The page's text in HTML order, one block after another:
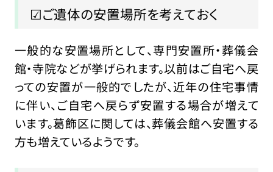
☑ご遺体の安置場所を考えておく
一般的な安置場所として、専門安置所・葬儀会
館・寺院などが挙げられます。以前はご自宅へ戻
っての安置が一般的でしたが、近年の住宅事情
に伴い、ご自宅へ戻らず安置する場合が増えて
います。葛飾区に関しては、葬儀会館へ安置する
方も増えているようです。